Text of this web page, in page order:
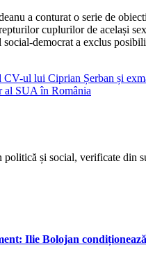
a conturat o serie de
cuplurilor de același
democrat a exclus
ul lui Ciprian Șerban și
al SUA în România
și social, verificate din
Ilie Bolojan